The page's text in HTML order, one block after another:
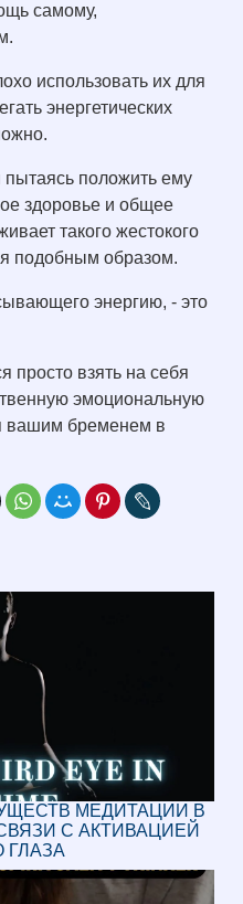
самому,
использовать их для
энергетических
пытаясь положить ему
здоровье и общее
такого жестокого
подобным образом.
энергию, - это
просто взять на себя
эмоциональную
вашим бременем в
МЕДИТАЦИИ В
С АКТИВАЦИЕЙ
ГЛАЗА